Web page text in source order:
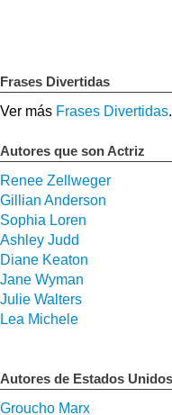
Frases Divertidas
Ver más Frases Divertidas.
Autores que son Actriz
Renee Zellweger
Gillian Anderson
Sophia Loren
Ashley Judd
Diane Keaton
Jane Wyman
Julie Walters
Lea Michele
Autores de Estados Unidos
Groucho Marx